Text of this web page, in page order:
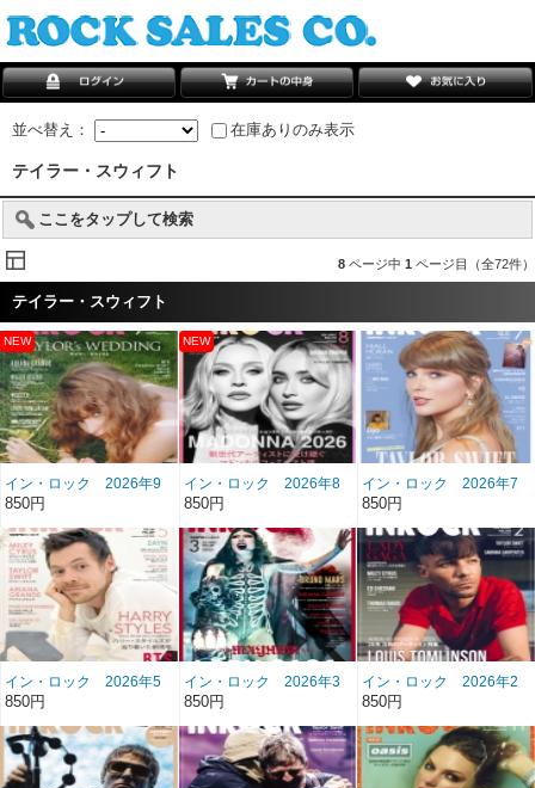
並べ替え： 在庫ありのみ表示
テイラー・スウィフト
ここをタップして検索
8 ページ中 1 ページ目（全72件）
テイラー・スウィフト
イン・ロック 2026年9
月号 雑誌/BN-513
850円
イン・ロック 2026年8
月号 雑誌/BN-512
850円
イン・ロック 2026年7
月号 雑誌/BN-511
850円
イン・ロック 2026年5
月号 雑誌/BN-509
850円
イン・ロック 2026年3
月号 雑誌/BN-507
850円
イン・ロック 2026年2
月号 雑誌/BN-506
850円